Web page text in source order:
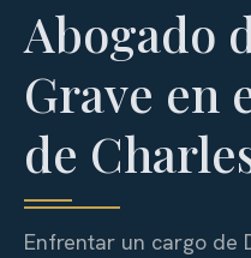
Abogado
Grave en
de
Enfrentar un cargo de